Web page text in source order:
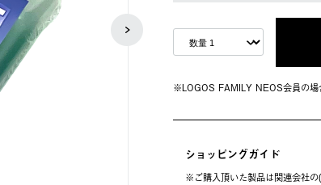
※LOGOS FAMILY NEOS会員の場
ショッピングガイド
※ご購⼊頂いた製品は関連会社